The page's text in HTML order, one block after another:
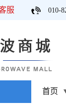
服 010-
首页